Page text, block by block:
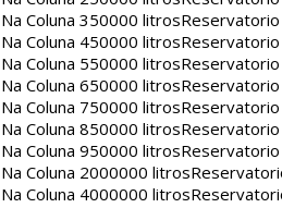
Coluna 350000 litrosReservatorio
Coluna 450000 litrosReservatorio
Coluna 550000 litrosReservatorio
Coluna 650000 litrosReservatorio
Coluna 750000 litrosReservatorio
Coluna 850000 litrosReservatorio
Coluna 950000 litrosReservatorio
Coluna 2000000 litros
Coluna 4000000 litros